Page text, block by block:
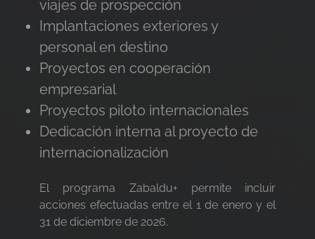
viajes de prospección
Implantaciones exteriores y
personal en destino
Proyectos en cooperación
empresarial
Proyectos piloto internacionales
Dedicación interna al proyecto de
internacionalización
El programa Zabaldu+ permite incluir
acciones efectuadas entre el 1 de enero y el
31 de diciembre de 2026.